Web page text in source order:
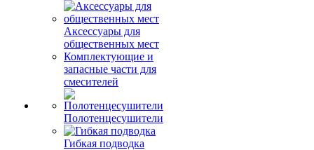
Аксессуары для
общественных мест
Комплектующие и
запасные части для
смесителей
Полотенцесушители
Гибкая подводка